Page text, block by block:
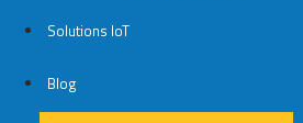
Solutions IoT
Blog